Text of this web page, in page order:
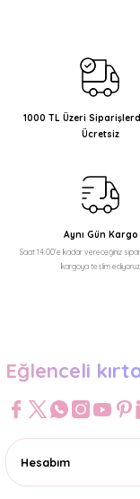
Ürün resmi
Ürün
Ürün bilgilerinde
Bu ürüne benzer
1000 TL Üzeri
Ücretsiz
Aynı Gün Kargo
Saat 14:00'e kadar vereceğiniz
kargoya teslim ediyoruz!
Eğlenceli
Hesabım